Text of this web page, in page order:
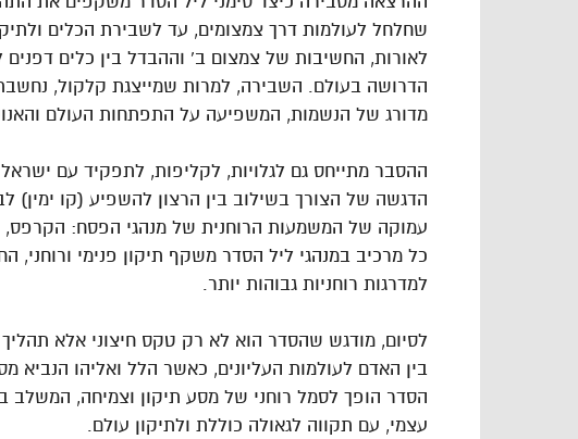
שחלחל לעולמות דרך צמצומים, עד לשבירת הכלים
לאורות, החשיבות של צמצום ב' וההבדל בין כלים
הדרושה בעולם. השבירה, למרות שמייצגת קלקול,
מדורג של הנשמות, המשפיעה על התפתחות העולם
ההסבר מתייחס גם לגלויות, לקליפות, לתפקיד עם ישראל
הדגשה של הצורך בשילוב בין הרצון להשפיע (קו
עמוקה של המשמעות הרוחנית של מנהגי הפסח: הקרפס,
כל מרכיב במנהגי ליל הסדר משקף תיקון פנימי ורוחני,
למדרגות רוחניות גבוהות יותר.
לסיום, מודגש שהסדר הוא לא רק טקס חיצוני אלא
בין האדם לעולמות העליונים, כאשר הלל ואליהו הנביא
הסדר הופך לסמל רוחני של מסע תיקון וצמיחה, המשלב
עצמי, עם תקווה לגאולה כוללת ולתיקון עולם.